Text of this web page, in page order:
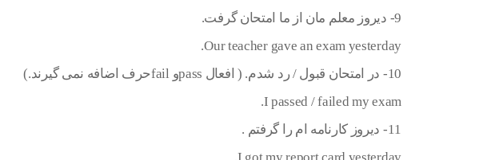
9- دیروز معلم مان از ما امتحان گرفت.
Our teacher gave an exam yesterday.
10- در امتحان قبول / رد شدم. ( افعال passو failحرف اضافه نمی گیرند.)
I passed / failed my exam.
11- دیروز کارنامه ام را گرفتم .